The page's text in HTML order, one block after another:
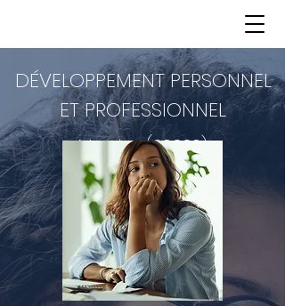
DÉVELOPPEMENT PERSONNEL
ET PROFESSIONNEL
Meyzieu (69330)